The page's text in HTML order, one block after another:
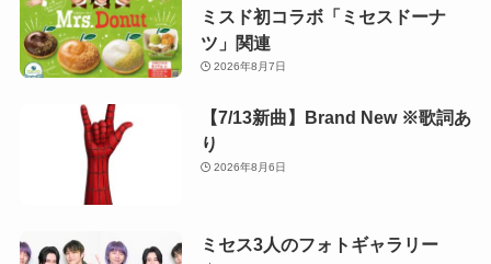
ミスド初コラボ「ミセスドーナ
ツ」関連
2026年8月7日
【7/13新曲】Brand New ※歌詞あ
り
2026年8月6日
ミセス3人のフォトギャラリー